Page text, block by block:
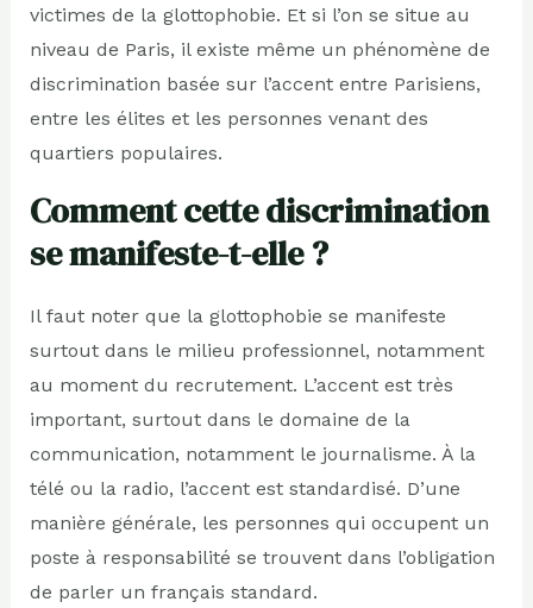
victimes de la glottophobie. Et si l’on se situe au
niveau de Paris, il existe même un phénomène de
discrimination basée sur l’accent entre Parisiens,
entre les élites et les personnes venant des
quartiers populaires.
Comment cette discrimination
se manifeste-t-elle ?
Il faut noter que la glottophobie se manifeste
surtout dans le milieu professionnel, notamment
au moment du recrutement. L’accent est très
important, surtout dans le domaine de la
communication, notamment le journalisme. À la
télé ou la radio, l’accent est standardisé. D’une
manière générale, les personnes qui occupent un
poste à responsabilité se trouvent dans l’obligation
de parler un français standard.